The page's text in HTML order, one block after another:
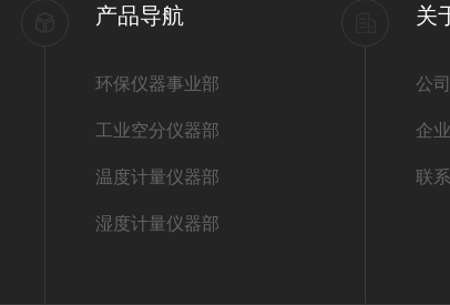
产品导航
环保仪器事业部
工业空分仪器部
温度计量仪器部
湿度计量仪器部
关
公
企
联